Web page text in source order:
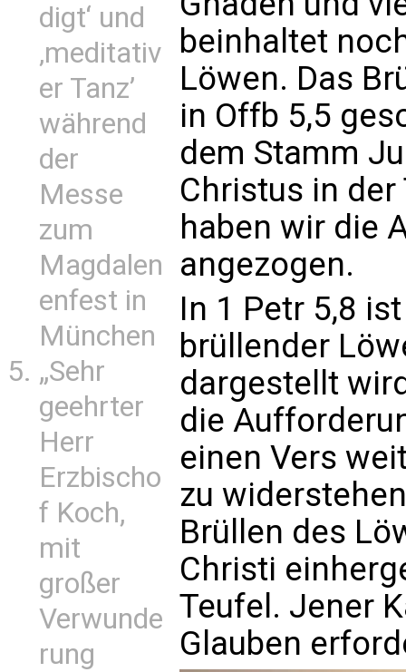
digt‘ und
‚meditativ
er Tanz’
während
der
Messe
zum
Magdalen
enfest in
München
„Sehr
geehrter
Herr
Erzbischo
f Koch,
mit
großer
Verwunde
rung
beinhaltet
Löwen. Das
in Offb 5,5
dem Stamm
Christus in der
haben wir die
angezogen.
In 1 Petr 5,8
brüllender
dargestellt
die
einen Vers
zu
Brüllen des
Christi
Teufel. Jener
Glauben